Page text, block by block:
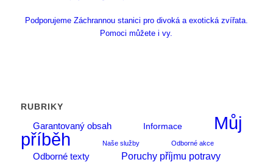
Podporujeme Záchrannou stanici pro divoká a exotická zvířata.
Pomoci můžete i vy.
RUBRIKY
Garantovaný obsah
Informace
Můj
příběh
Naše služby Odborné akce
Odborné texty Poruchy příjmu potravy